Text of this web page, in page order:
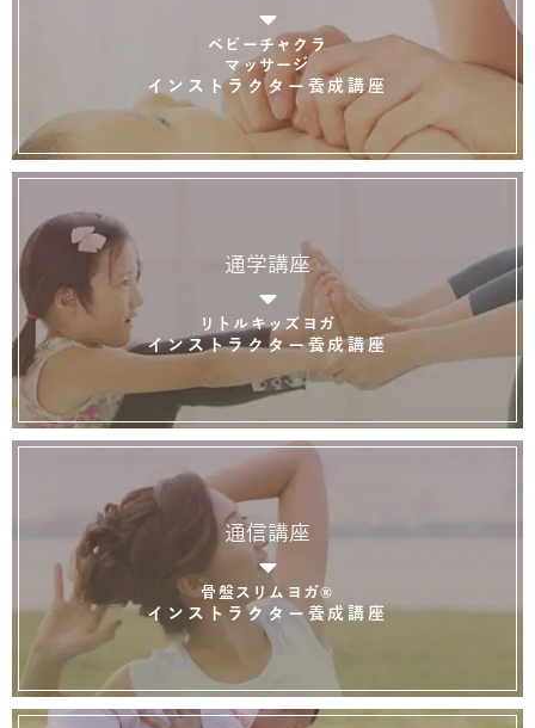
ベビーチャクラ
マッサージ
インストラクター養成講座
通学講座
リトルキッズヨガ
インストラクター養成講座
通信講座
骨盤スリムヨガ®
インストラクター養成講座